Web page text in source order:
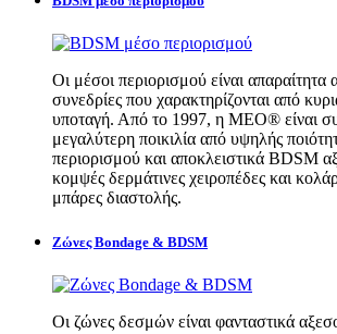
Οι μέσοι περιορισμού είναι
συνεδρίες που χαρακτηρίζονται από
υποταγή. Από το 1997, η MEO® είναι
μεγαλύτερη ποικιλία από υψηλής
περιορισμού και αποκλειστικά BDSM
κομψές δερμάτινες χειροπέδες και
μπάρες διαστολής.
Ζώνες Bondage & BDSM
Οι ζώνες δεσμών είναι φανταστικά